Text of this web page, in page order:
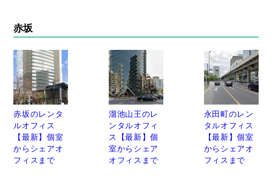
赤坂
赤坂のレンタ
ルオフィス
【最新】個室
からシェアオ
フィスまで
溜池山王のレ
ンタルオフィ
ス【最新】個
室からシェア
オフィスまで
永田町のレン
タルオフィス
【最新】個室
からシェアオ
フィスまで